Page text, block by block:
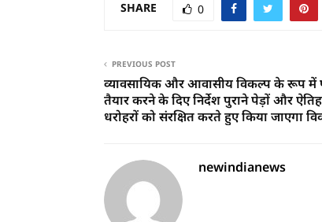
SHARE 0
PREVIOUS POST
व्यावसायिक और आवासीय विकल्प के रूप में
तैयार करने के दिए निर्देश पुराने पेड़ों और
धरोहरों को संरक्षित करते हुए किया जाएगा
newindianews